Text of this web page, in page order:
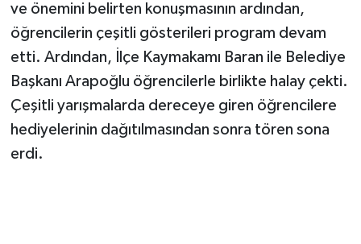
ve önemini belirten konuşmasının ardından,
öğrencilerin çeşitli gösterileri program devam
etti. Ardından, İlçe Kaymakamı Baran ile Belediye
Başkanı Arapoğlu öğrencilerle birlikte halay çekti.
Çeşitli yarışmalarda dereceye giren öğrencilere
hediyelerinin dağıtılmasından sonra tören sona
erdi.